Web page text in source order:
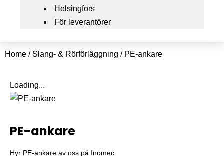
Helsingfors
För leverantörer
Home / Slang- & Rörförläggning / PE-ankare
Loading...
PE-ankare
Hyr PE-ankare av oss på Inomec